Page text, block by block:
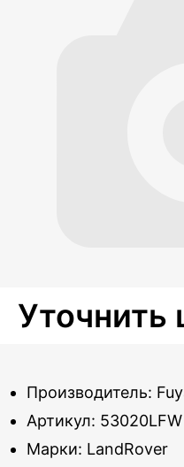
Уточнить
Производитель:
Артикул: 53020LFW
Марки: LandRover